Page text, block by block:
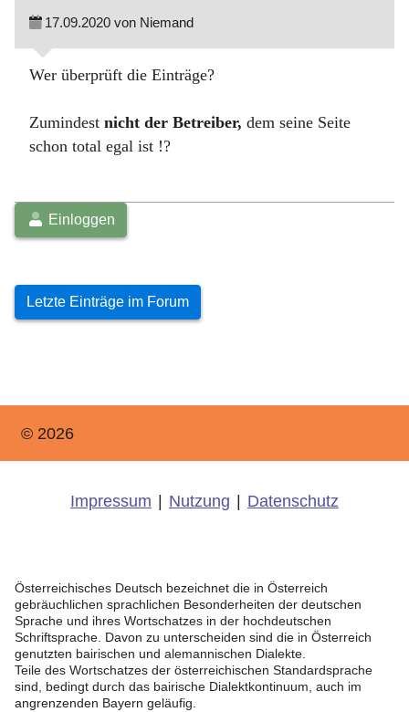
17.09.2020 von Niemand
Wer überprüft die Einträge?
Zumindest nicht der Betreiber, dem seine Seite
schon total egal ist !?
Einloggen
Letzte Einträge im Forum
© 2026
Impressum Nutzung Datenschutz
Österreichisches Deutsch bezeichnet die in Österreich
gebräuchlichen sprachlichen Besonderheiten der deutschen
Sprache und ihres Wortschatzes in der hochdeutschen
Schriftsprache. Davon zu unterscheiden sind die in Österreich
genutzten bairischen und alemannischen Dialekte.
Teile des Wortschatzes der österreichischen Standardsprache
sind, bedingt durch das bairische Dialektkontinuum, auch im
angrenzenden Bayern geläufig.